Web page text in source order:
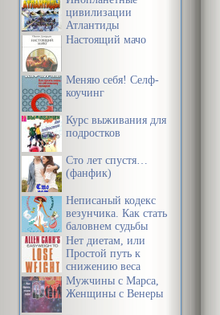
цивилизации
Атлантиды
Настоящий мачо
Меняю себя! Селф-
коучинг
Курс выживания для
подростков
Сто лет спустя…
(фанфик)
Неписаный кодекс
везунчика. Как стать
баловнем судьбы
Нет диетам, или
Простой путь к
снижению веса
Мужчины с Марса,
Женщины с Венеры